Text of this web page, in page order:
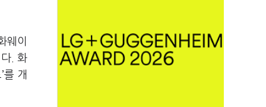
웨이
. 화
를 개